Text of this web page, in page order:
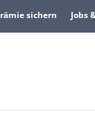
sichern Jobs